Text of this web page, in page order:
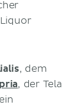
, dem
, der Tela